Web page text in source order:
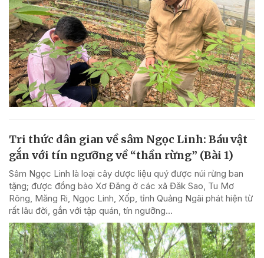
Tri thức dân gian về sâm Ngọc Linh: Báu vật
gắn với tín ngưỡng về “thần rừng” (Bài 1)
Sâm Ngọc Linh là loại cây dược liệu quý được núi rừng ban
tặng; được đồng bào Xơ Đăng ở các xã Đăk Sao, Tu Mơ
Rông, Măng Ri, Ngọc Linh, Xốp, tỉnh Quảng Ngãi phát hiện từ
rất lâu đời, gắn với tập quán, tín ngưỡng...